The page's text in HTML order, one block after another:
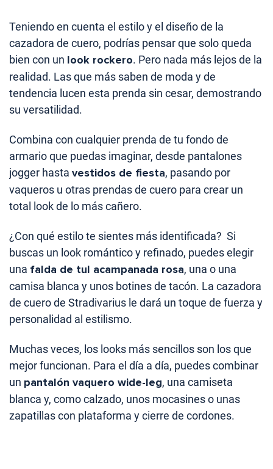
Teniendo en cuenta el estilo y el diseño de la
cazadora de cuero, podrías pensar que solo queda
bien con un look rockero. Pero nada más lejos de la
realidad. Las que más saben de moda y de
tendencia lucen esta prenda sin cesar, demostrando
su versatilidad.
Combina con cualquier prenda de tu fondo de
armario que puedas imaginar, desde pantalones
jogger hasta vestidos de fiesta, pasando por
vaqueros u otras prendas de cuero para crear un
total look de lo más cañero.
¿Con qué estilo te sientes más identificada? Si
buscas un look romántico y refinado, puedes elegir
una falda de tul acampanada rosa, una o una
camisa blanca y unos botines de tacón. La cazadora
de cuero de Stradivarius le dará un toque de fuerza y
personalidad al estilismo.
Muchas veces, los looks más sencillos son los que
mejor funcionan. Para el día a día, puedes combinar
un pantalón vaquero wide-leg, una camiseta
blanca y, como calzado, unos mocasines o unas
zapatillas con plataforma y cierre de cordones.